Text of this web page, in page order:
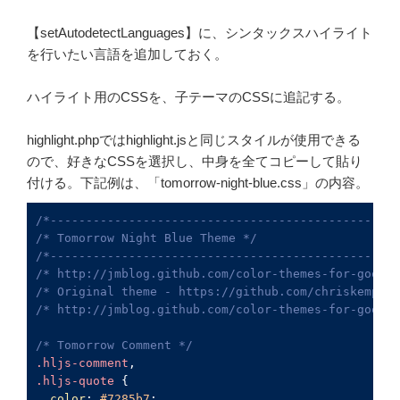
【setAutodetectLanguages】に、シンタックスハイライト
を行いたい言語を追加しておく。
ハイライト用のCSSを、子テーマのCSSに追記する。
highlight.phpではhighlight.jsと同じスタイルが使用できる
ので、好きなCSSを選択し、中身を全てコピーして貼り
付ける。下記例は、「tomorrow-night-blue.css」の内容。
/
/* Tomorrow Night Blue Theme */
/
/* http://jmblog.github.com/color-themes-for-
/* Original theme - https://github.com/
/* http://jmblog.github.com/color-themes-for-
/* Tomorrow Comment */
.hljs-comment
.hljs-quote {